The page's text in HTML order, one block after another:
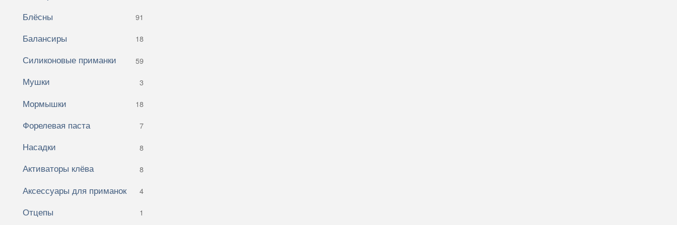
Блёсны 91
Балансиры 18
Силиконовые приманки 59
Мушки 3
Мормышки 18
Форелевая паста 7
Насадки 8
Активаторы клёва 8
Аксессуары для приманок 4
Отцепы 1